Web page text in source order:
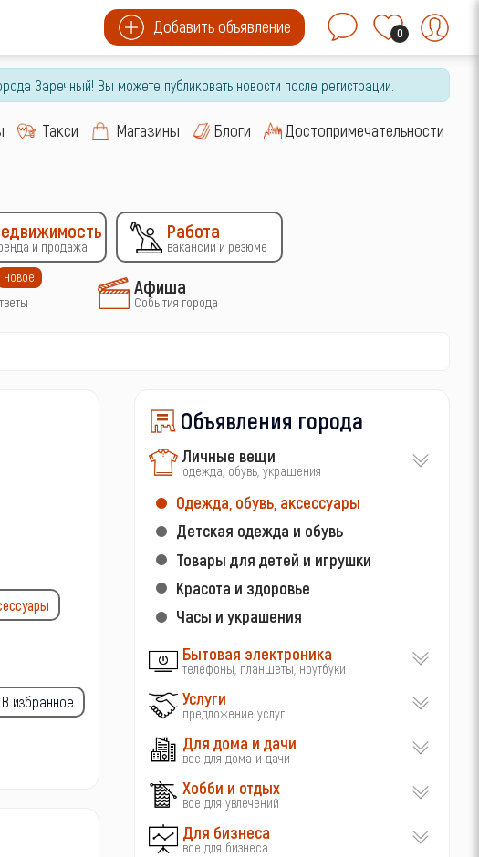
Добавить объявление 0
Заречный! Вы можете публиковать новости после регистрации.
Такси Магазины Блоги Достопримечательности
и продажа
Работа
вакансии и резюме
новое Афиша
События города
В избранное
Объявления города
Личные вещи
одежда, обувь, украшения
Одежда, обувь, аксессуары
Детская одежда и обувь
Товары для детей и игрушки
Красота и здоровье
Часы и украшения
Бытовая электроника
телефоны, планшеты, ноутбуки
Услуги
предложение услуг
Для дома и дачи
все для дома и дачи
Хобби и отдых
все для увлечений
Для бизнеса
все для бизнеса